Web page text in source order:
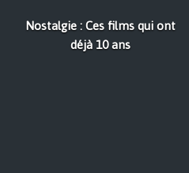
Nostalgie : Ces films qui ont
déjà 10 ans